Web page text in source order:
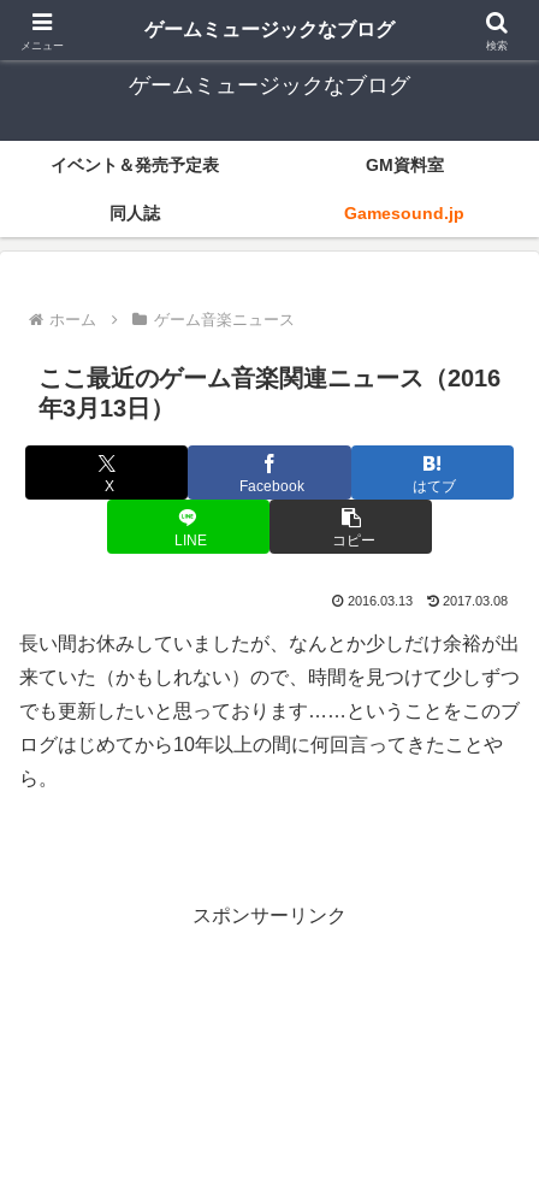
ゲーム音楽とレトロゲー中心
ゲームミュージックなブログ
イベント＆発売予定表 GM資料室
同人誌 Gamesound.jp
ホーム ゲーム音楽ニュース
ここ最近のゲーム音楽関連ニュース（2016
年3月13日）
X Facebook はてブ
LINE コピー
2016.03.13 2017.03.08
長い間お休みしていましたが、なんとか少しだけ余裕が出
来ていた（かもしれない）ので、時間を見つけて少しずつ
でも更新したいと思っております……ということをこのブ
ログはじめてから10年以上の間に何回言ってきたことや
ら。
スポンサーリンク
メニュー
ゲームミュージックなブログ
検索